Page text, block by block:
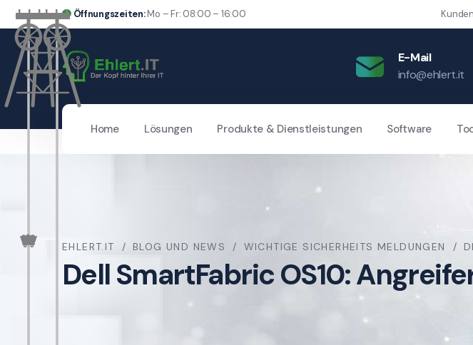
Öffnungszeiten:Mo – Fr: 08:00 – 16:00
E-Mail
info@ehlert.it
Home Lösungen Produkte & Dienstleistungen Software
EHLERT.IT BLOG UND NEWS WICHTIGE SICHERHEITS MELDUNGEN
Dell SmartFabric OS10: